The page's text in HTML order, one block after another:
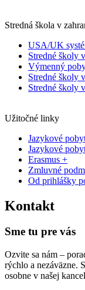
Stredná škola v
USA/UK
Stredné školy
Výmenný
Stredné školy
Stredné školy
Užitočné linky
Jazykové
Jazykové
Erasmus +
Zmluvné
Od prihlášky
Kontakt
Sme tu pre vás
Ozvite sa nám –
rýchlo a nezáväzne.
osobne v našej